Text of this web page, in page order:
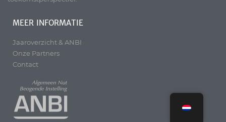
MEER INFORMATIE
Jaaroverzicht & ANBI
Onze Partners
Contact